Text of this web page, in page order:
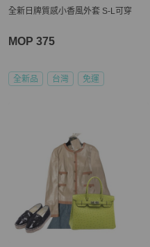
全新日牌質感小香風外套 S-L可穿
MOP 375
全新品 台灣 免運